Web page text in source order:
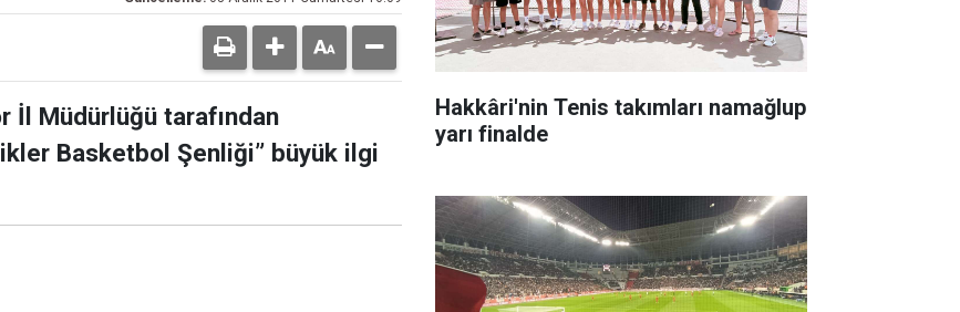
İl Müdürlüğü tarafından
Basketbol Şenliği” büyük ilgi
Hakkâri'nin Tenis takımları namağlup
yarı finalde